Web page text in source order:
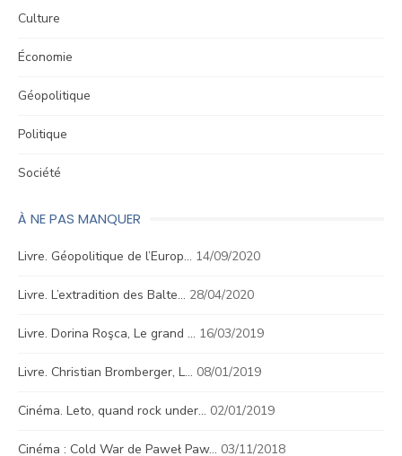
Culture
Économie
Géopolitique
Politique
Société
À NE PAS MANQUER
Livre. Géopolitique de l’Europ… 14/09/2020
Livre. L’extradition des Balte… 28/04/2020
Livre. Dorina Roşca, Le grand … 16/03/2019
Livre. Christian Bromberger, L… 08/01/2019
Cinéma. Leto, quand rock under… 02/01/2019
Cinéma : Cold War de Paweł Paw… 03/11/2018